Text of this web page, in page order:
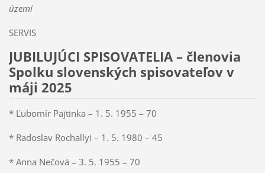
území
SERVIS
JUBILUJÚCI SPISOVATELIA – členovia
Spolku slovenských spisovateľov v
máji 2025
* Ľubomír Pajtinka – 1. 5. 1955 – 70
* Radoslav Rochallyi – 1. 5. 1980 – 45
* Anna Nečová – 3. 5. 1955 – 70